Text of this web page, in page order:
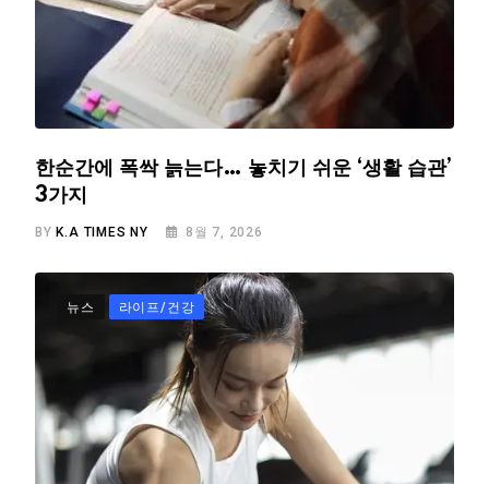
한순간에 폭싹 늙는다… 놓치기 쉬운 ‘생활 습관’
3가지
BY K.A TIMES NY 8월 7, 2026
뉴스 라이프/건강